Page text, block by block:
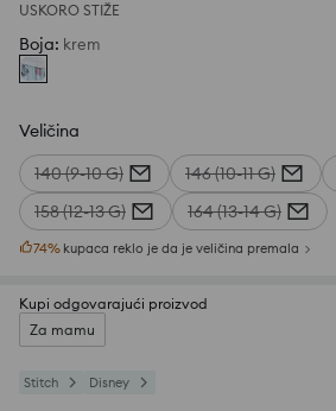
USKORO STIŽE
Boja: krem
Veličina
140 (9-10 G) 146 (10-11 G)
158 (12-13 G)
164 (13-14 G)
74% kupaca reklo je da je veličina premala
Kupi odgovarajući proizvod
Za mamu
Stitch Disney